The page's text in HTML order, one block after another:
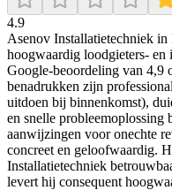
4.9
Asenov Installatietechniek in
hoogwaardig loodgieters-
Google-beoordeling van 4,9
benadrukken zijn
uitdoen bij binnenkomst),
en snelle probleemoplossing
aanwijzingen voor onechte
concreet en geloofwaardig.
Installatietechniek
levert hij consequent